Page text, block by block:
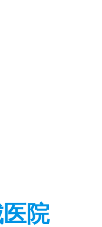
院